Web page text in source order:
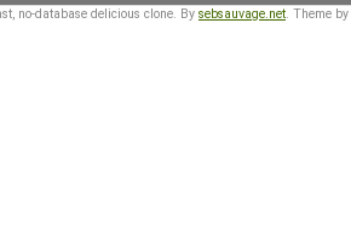
no-database delicious clone. By sebsauvage.net. Theme by